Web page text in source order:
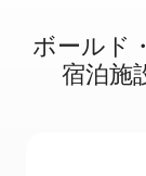
ボールド
宿⁠泊⁠施⁠